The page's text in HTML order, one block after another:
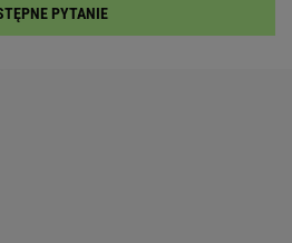
PYTANIE